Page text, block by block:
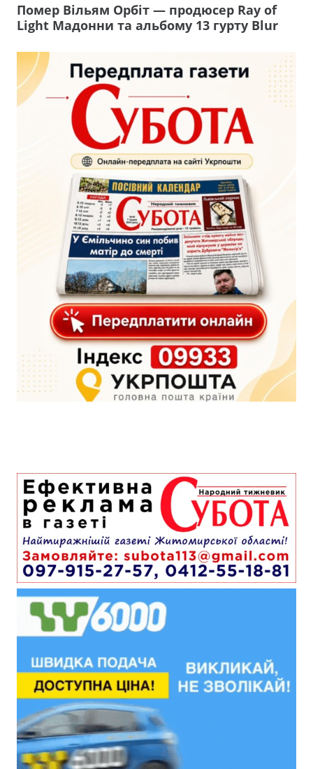
Помер Вільям Орбіт — продюсер Ray of
Light Мадонни та альбому 13 гурту Blur